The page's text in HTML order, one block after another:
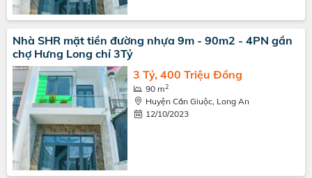
Nhà SHR mặt tiền đường nhựa 9m - 90m2 - 4PN gần
chợ Hưng Long chỉ 3Tỷ
3 Tỷ, 400 Triệu Đồng
90 m2
Huyện Cần Giuộc, Long An
12/10/2023